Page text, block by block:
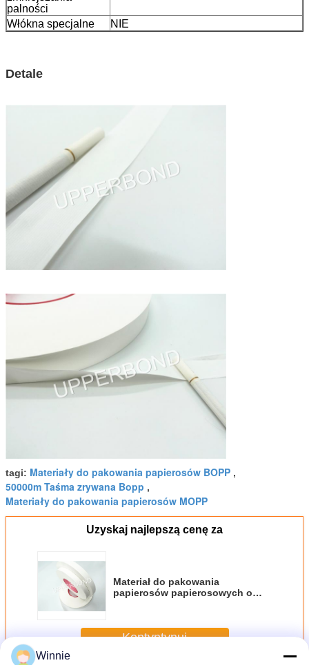
palności
Włókna specjalne NIE
Detale
tagi: Materiały do ​​pakowania papierosów BOPP ,
50000m Taśma zrywana Bopp ,
Materiały do ​​pakowania papierosów MOPP
Uzyskaj najlepszą cenę za
Materiał do pakowania
papierosów papierosowych o
Kontyntynuj
Winnie